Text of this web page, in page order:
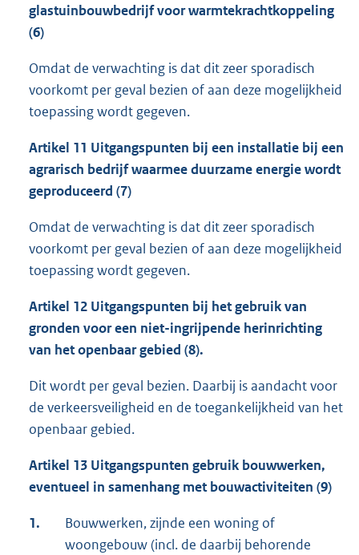
glastuinbouwbedrijf voor warmtekrachtkoppeling
(6)
Omdat de verwachting is dat dit zeer sporadisch
voorkomt per geval bezien of aan deze mogelijkheid
toepassing wordt gegeven.
Artikel 11 Uitgangspunten bij een installatie bij een
agrarisch bedrijf waarmee duurzame energie wordt
geproduceerd (7)
Omdat de verwachting is dat dit zeer sporadisch
voorkomt per geval bezien of aan deze mogelijkheid
toepassing wordt gegeven.
Artikel 12 Uitgangspunten bij het gebruik van
gronden voor een niet-ingrijpende herinrichting
van het openbaar gebied (8).
Dit wordt per geval bezien. Daarbij is aandacht voor
de verkeersveiligheid en de toegankelijkheid van het
openbaar gebied.
Artikel 13 Uitgangspunten gebruik bouwwerken,
eventueel in samenhang met bouwactiviteiten (9)
1.
Bouwwerken, zijnde een woning of
woongebouw (incl. de daarbij behorende